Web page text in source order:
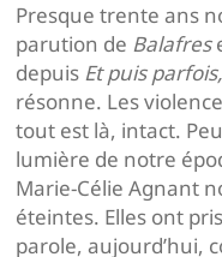
Presque trente ans
parution de Balafres
depuis Et puis
résonne. Les
tout est là, intact.
lumière de notre
Marie-Célie Agnant
éteintes. Elles ont
parole, aujourd’hui,